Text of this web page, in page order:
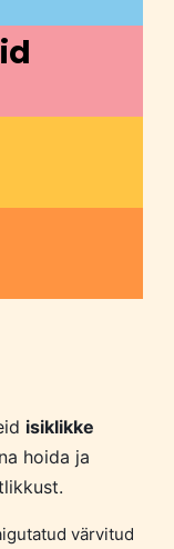
isiklikke
hoida ja
värvitud